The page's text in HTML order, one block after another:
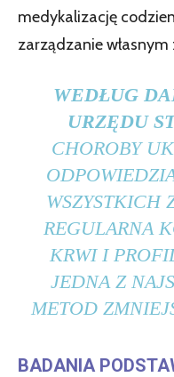
medykalizację
zarządzanie
WEDŁUG
URZĘDU
CHOROBY
WSZYSTKICH
REGULARNA
KRWI I
JEDNA Z
METOD
BADANIA